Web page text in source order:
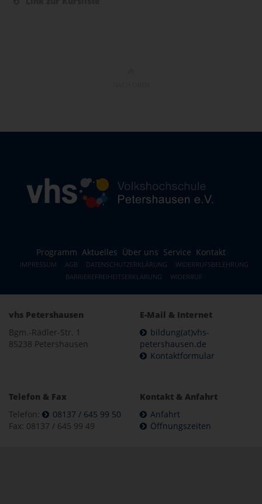
Programm Aktuelles Über uns Service Kontakt
IMPRESSUM AGB DATENSCHUTZERKLÄRUNG
WIDERRUFSBELEHRUNG
BARRIEREFREIHEITSERKLÄRUNG
WIDERRUF
vhs Petershausen
Bgm.-Rädler-Str. 1
85238 Petershausen
E-Mail & Internet
bildung(at)vhs-
petershausen.de
Kontaktformular
Telefon & Fax
Telefon:
08137 / 645 99 50
Fax: 08137 / 645 99 49
Kontakt & Anfahrt
Anfahrt
Öffnungszeiten